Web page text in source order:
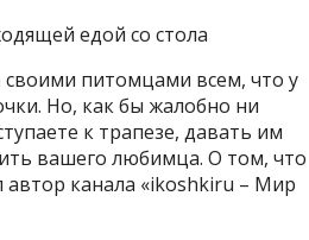
едой со стола
питомцами всем, что у
Но, как бы жалобно ни
к трапезе, давать им
вашего любимца. О том, что
автор канала «ikoshkiru – Мир